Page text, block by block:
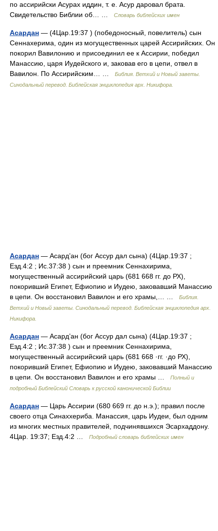
по ассирийски Асурах иддин, т. е. Асур даровал брата.
Свидетельство Библии об… …
Словарь библейских имен
Асардан — (4Цар.19:37 ) (победоносный, повелитель) сын
Сеннахерима, один из могущественных царей Ассирийских. Он
покорил Вавилонию и присоединил ее к Ассирии, победил
Манассию, царя Иудейского и, заковав его в цепи, отвел в
Вавилон. По Ассирийским… …
Библия. Ветхий и Новый заветы.
Синодальный перевод. Библейская энциклопедия арх. Никифора.
Асардан — Асард’ан (бог Ассур дал сына) (4Цар.19:37 ;
Езд.4:2 ; Ис.37:38 ) сын и преемник Сеннахирима,
могущественный ассирийский царь (681 668 гг. до РХ),
покоривший Египет, Ефиопию и Иудею, заковавший Манассию
в цепи. Он восстановил Вавилон и его храмы,… …
Библия.
Ветхий и Новый заветы. Синодальный перевод. Библейская энциклопедия арх.
Никифора.
Асардан — Асард’ан (бог Ассур дал сына) (4Цар.19:37 ;
Езд.4:2 ; Ис.37:38 ) сын и преемник Сеннахирима,
могущественный ассирийский царь (681 668 ·гг. ·до РХ),
покоривший Египет, Ефиопию и Иудею, заковавший Манассию
в цепи. Он восстановил Вавилон и его храмы …
Полный и
подробный Библейский Словарь к русской канонической Библии
Асардан — Царь Ассирии (680 669 гг. до н.э.); правил после
своего отца Синаххериба. Манассия, царь Иудеи, был одним
из многих местных правителей, подчинявшихся Эсархаддону.
4Цар. 19:37; Езд.4:2 …
Подробный словарь библейских имен